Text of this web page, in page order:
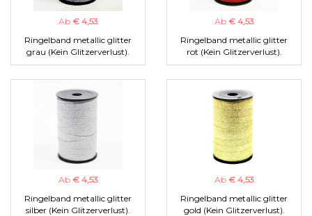
Ab € 4,53
Ringelband metallic glitter
grau (Kein Glitzerverlust).
Ab € 4,53
Ringelband metallic glitter
rot (Kein Glitzerverlust).
Ab € 4,53
Ringelband metallic glitter
silber (Kein Glitzerverlust).
Ab € 4,53
Ringelband metallic glitter
gold (Kein Glitzerverlust).